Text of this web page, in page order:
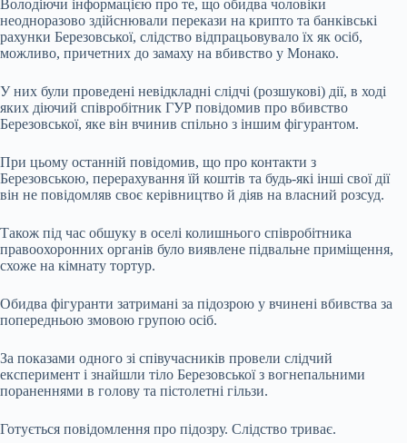
Володіючи інформацією про те, що обидва чоловіки
неодноразово здійснювали перекази на крипто та банківські
рахунки Березовської, слідство відпрацьовувало їх як осіб,
можливо, причетних до замаху на вбивство у Монако.
У них були проведені невідкладні слідчі (розшукові) дії, в ході
яких діючий співробітник ГУР повідомив про вбивство
Березовської, яке він вчинив спільно з іншим фігурантом.
При цьому останній повідомив, що про контакти з
Березовською, перерахування їй коштів та будь-які інші свої дії
він не повідомляв своє керівництво й діяв на власний розсуд.
Також під час обшуку в оселі колишнього співробітника
правоохоронних органів було виявлене підвальне приміщення,
схоже на кімнату тортур.
Обидва фігуранти затримані за підозрою у вчинені вбивства за
попередньою змовою групою осіб.
За показами одного зі співучасників провели слідчий
експеримент і знайшли тіло Березовської з вогнепальними
пораненнями в голову та пістолетні гільзи.
Готується повідомлення про підозру. Слідство триває.